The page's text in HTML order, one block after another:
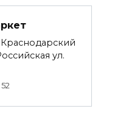
ул.
52